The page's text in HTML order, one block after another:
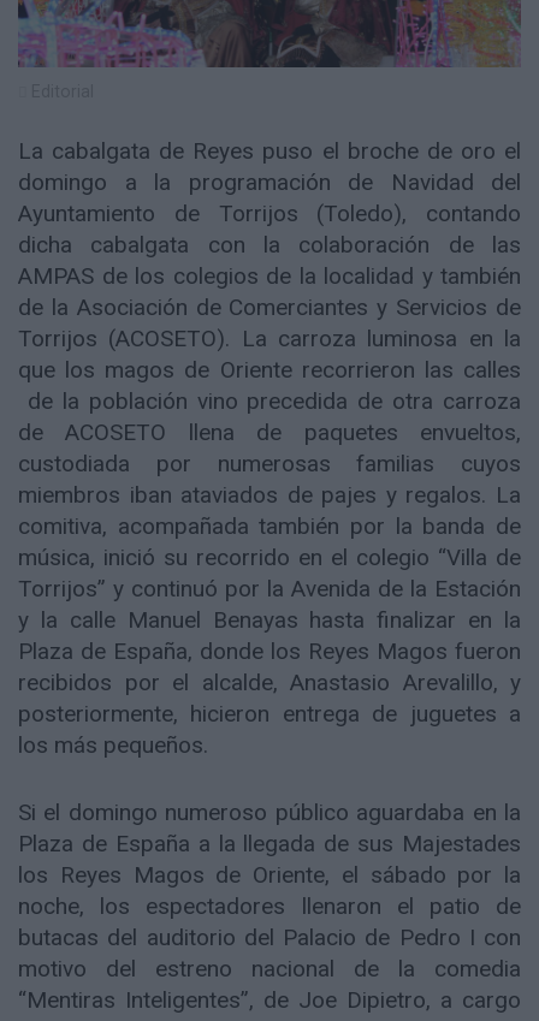
La cabalgata de Reyes puso el broche de oro el
domingo a la programación de Navidad del
Ayuntamiento de Torrijos (Toledo), contando
dicha cabalgata con la colaboración de las
AMPAS de los colegios de la localidad y también
de la Asociación de Comerciantes y Servicios de
Torrijos (ACOSETO). La carroza luminosa en la
que los magos de Oriente recorrieron las calles
de la población vino precedida de otra carroza
de ACOSETO llena de paquetes envueltos,
custodiada por numerosas familias cuyos
miembros iban ataviados de pajes y regalos. La
comitiva, acompañada también por la banda de
música, inició su recorrido en el colegio “Villa de
Torrijos” y continuó por la Avenida de la Estación
y la calle Manuel Benayas hasta finalizar en la
Plaza de España, donde los Reyes Magos fueron
recibidos por el alcalde, Anastasio Arevalillo, y
posteriormente, hicieron entrega de juguetes a
los más pequeños.
Si el domingo numeroso público aguardaba en la
Plaza de España a la llegada de sus Majestades
los Reyes Magos de Oriente, el sábado por la
noche, los espectadores llenaron el patio de
butacas del auditorio del Palacio de Pedro I con
motivo del estreno nacional de la comedia
“Mentiras Inteligentes”, de Joe Dipietro, a cargo